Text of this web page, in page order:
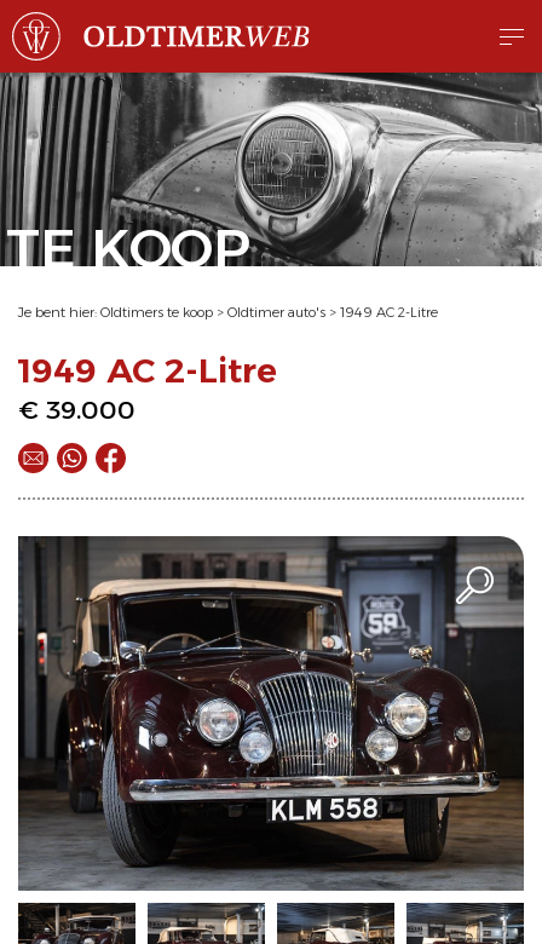
TE KOOP
Je bent hier: Oldtimers te koop > Oldtimer auto's > 1949 AC 2-Litre
1949 AC 2-Litre
€ 39.000